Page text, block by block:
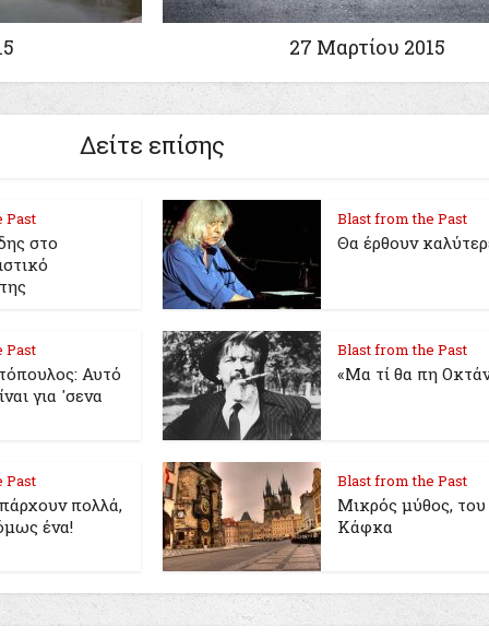
27 Μαρτίου 2015
Δείτε επίσης
Past
στο
Blast from the Past
Θα έρθουν
Past
Αυτό
για 'σενα
Blast from the Past
«Μα τί θα πη
Past
πολλά,
ένα!
Blast from the Past
Μικρός μύθος,
Κάφκα